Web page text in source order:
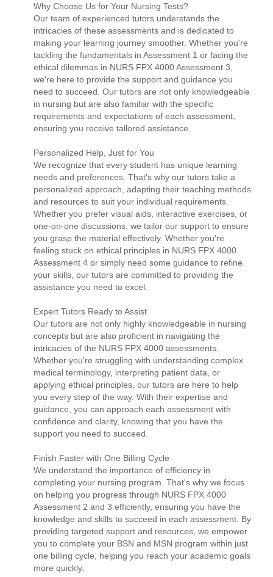
Why Choose Us for Your Nursing Tests?
Our team of experienced tutors understands the
intricacies of these assessments and is dedicated to
making your learning journey smoother. Whether you're
tackling the fundamentals in Assessment 1 or facing the
ethical dilemmas in NURS FPX 4000 Assessment 3,
we're here to provide the support and guidance you
need to succeed. Our tutors are not only knowledgeable
in nursing but are also familiar with the specific
requirements and expectations of each assessment,
ensuring you receive tailored assistance.
Personalized Help, Just for You
We recognize that every student has unique learning
needs and preferences. That's why our tutors take a
personalized approach, adapting their teaching methods
and resources to suit your individual requirements.
Whether you prefer visual aids, interactive exercises, or
one-on-one discussions, we tailor our support to ensure
you grasp the material effectively. Whether you're
feeling stuck on ethical principles in NURS FPX 4000
Assessment 4 or simply need some guidance to refine
your skills, our tutors are committed to providing the
assistance you need to excel.
Expert Tutors Ready to Assist
Our tutors are not only highly knowledgeable in nursing
concepts but are also proficient in navigating the
intricacies of the NURS FPX 4000 assessments.
Whether you're struggling with understanding complex
medical terminology, interpreting patient data, or
applying ethical principles, our tutors are here to help
you every step of the way. With their expertise and
guidance, you can approach each assessment with
confidence and clarity, knowing that you have the
support you need to succeed.
Finish Faster with One Billing Cycle
We understand the importance of efficiency in
completing your nursing program. That's why we focus
on helping you progress through NURS FPX 4000
Assessment 2 and 3 efficiently, ensuring you have the
knowledge and skills to succeed in each assessment. By
providing targeted support and resources, we empower
you to complete your BSN and MSN program within just
one billing cycle, helping you reach your academic goals
more quickly.